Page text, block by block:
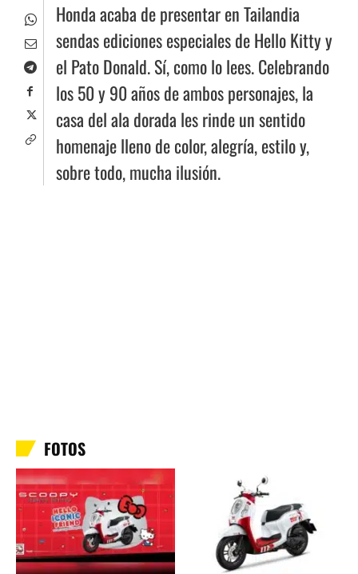
Honda acaba de presentar en Tailandia
sendas ediciones especiales de Hello Kitty y
el Pato Donald. Sí, como lo lees. Celebrando
los 50 y 90 años de ambos personajes, la
casa del ala dorada les rinde un sentido
homenaje lleno de color, alegría, estilo y,
sobre todo, mucha ilusión.
FOTOS